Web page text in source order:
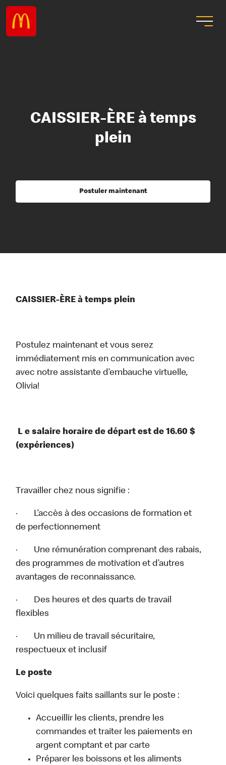
CAISSIER-ÈRE à temps
plein
Postuler maintenant
CAISSIER-ÈRE à temps plein
Postulez maintenant et vous serez
immédiatement mis en communication avec
avec notre assistante d’embauche virtuelle,
Olivia!
L e salaire horaire de départ est de 16.60 $
(expériences)
Travailler chez nous signifie :
· L’accès à des occasions de formation et
de perfectionnement
· Une rémunération comprenant des rabais,
des programmes de motivation et d’autres
avantages de reconnaissance.
· Des heures et des quarts de travail
flexibles
· Un milieu de travail sécuritaire,
respectueux et inclusif
Le poste
Voici quelques faits saillants sur le poste :
Accueillir les clients, prendre les
commandes et traiter les paiements en
argent comptant et par carte
Préparer les boissons et les aliments